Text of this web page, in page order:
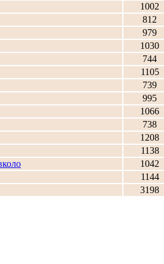
1002
812
979
1030
744
1105
739
995
1066
738
1208
1138
1042
1144
3198